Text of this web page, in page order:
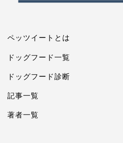
ペッツイートとは
ドッグフード一覧
ドッグフード診断
記事一覧
著者一覧